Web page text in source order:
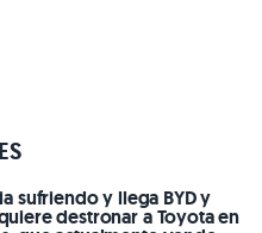
sufriendo y llega BYD y
destronar a Toyota en